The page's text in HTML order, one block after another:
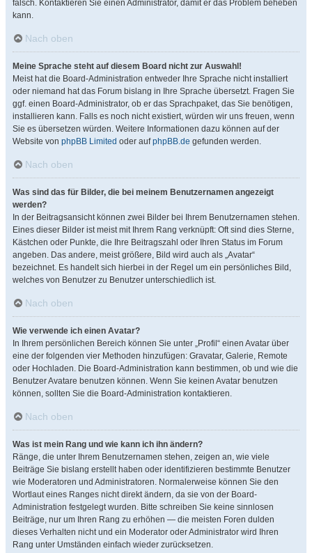
falsch. Kontaktieren Sie einen Administrator, damit er das Problem beheben
kann.
Nach oben
Meine Sprache steht auf diesem Board nicht zur Auswahl!
Meist hat die Board-Administration entweder Ihre Sprache nicht installiert
oder niemand hat das Forum bislang in Ihre Sprache übersetzt. Fragen Sie
ggf. einen Board-Administrator, ob er das Sprachpaket, das Sie benötigen,
installieren kann. Falls es noch nicht existiert, würden wir uns freuen, wenn
Sie es übersetzen würden. Weitere Informationen dazu können auf der
Website von phpBB Limited oder aufphpBB.de gefunden werden.
Nach oben
Was sind das für Bilder, die bei meinem Benutzernamen angezeigt
werden?
In der Beitragsansicht können zwei Bilder bei Ihrem Benutzernamen stehen.
Eines dieser Bilder ist meist mit Ihrem Rang verknüpft: Oft sind dies Sterne,
Kästchen oder Punkte, die Ihre Beitragszahl oder Ihren Status im Forum
angeben. Das andere, meist größere, Bild wird auch als „Avatar“
bezeichnet. Es handelt sich hierbei in der Regel um ein persönliches Bild,
welches von Benutzer zu Benutzer unterschiedlich ist.
Nach oben
Wie verwende ich einen Avatar?
In Ihrem persönlichen Bereich können Sie unter „Profil“ einen Avatar über
eine der folgenden vier Methoden hinzufügen: Gravatar, Galerie, Remote
oder Hochladen. Die Board-Administration kann bestimmen, ob und wie die
Benutzer Avatare benutzen können. Wenn Sie keinen Avatar benutzen
können, sollten Sie die Board-Administration kontaktieren.
Nach oben
Was ist mein Rang und wie kann ich ihn ändern?
Ränge, die unter Ihrem Benutzernamen stehen, zeigen an, wie viele
Beiträge Sie bislang erstellt haben oder identifizieren bestimmte Benutzer
wie Moderatoren und Administratoren. Normalerweise können Sie den
Wortlaut eines Ranges nicht direkt ändern, da sie von der Board-
Administration festgelegt wurden. Bitte schreiben Sie keine sinnlosen
Beiträge, nur um Ihren Rang zu erhöhen — die meisten Foren dulden
dieses Verhalten nicht und ein Moderator oder Administrator wird Ihren
Rang unter Umständen einfach wieder zurücksetzen.